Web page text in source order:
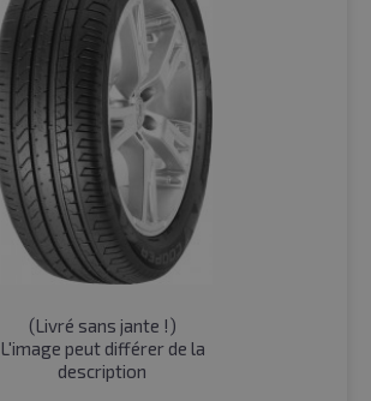
(Livré sans jante !)
L'image peut différer de la
description